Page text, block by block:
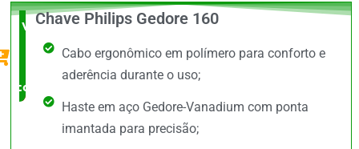
Vale a
Pena
comprar
Chave Philips Gedore 160
Cabo ergonômico em polímero para conforto e
aderência durante o uso;
Haste em aço Gedore-Vanadium com ponta
imantada para precisão;